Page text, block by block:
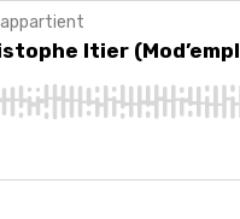
Itier (Mod’emplois)
appartient
Itier